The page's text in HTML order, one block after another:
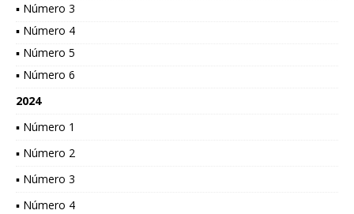
▪ Número 3
▪ Número 4
▪ Número 5
▪ Número 6
2024
▪ Número 1
▪ Número 2
▪ Número 3
▪ Número 4